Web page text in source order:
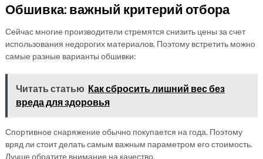
Обшивка: важный критерий отбора
Сейчас многие производители стремятся снизить цены за счет
использования недорогих материалов. Поэтому встретить можно
самые разные варианты обшивки:
Читать статью Как сбросить лишний вес без
вреда для здоровья
Спортивное снаряжение обычно покупается на года. Поэтому
вряд ли стоит делать самым важным параметром его стоимость.
Лучше обратите внимание на качество.